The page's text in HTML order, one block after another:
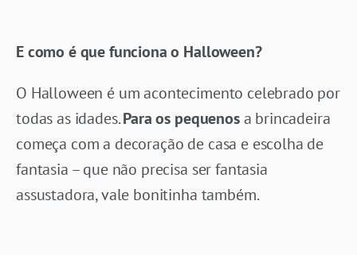
E como é que funciona o Halloween?
O Halloween é um acontecimento celebrado por
todas as idades.Para os pequenosa brincadeira
começa com a decoração de casa e escolha de
fantasia – que não precisa ser fantasia
assustadora, vale bonitinha também.